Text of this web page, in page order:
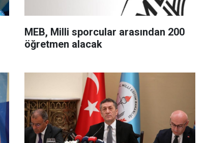
MEB, Milli sporcular arasından 200
öğretmen alacak